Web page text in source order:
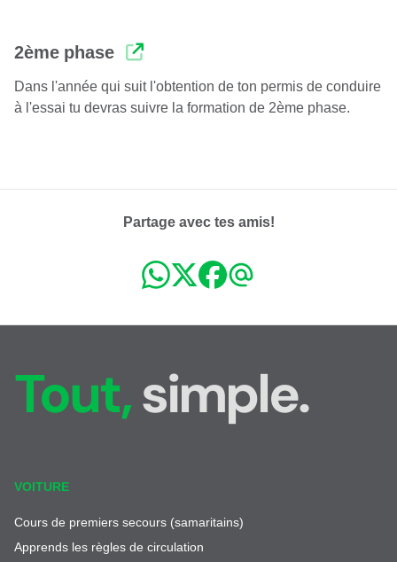
2ème phase
Dans l'année qui suit l'obtention de ton permis de conduire
à l'essai tu devras suivre la formation de 2ème phase.
Partage avec tes amis!
Tout,simple.
VOITURE
Cours de premiers secours (samaritains)
Apprends les règles de circulation